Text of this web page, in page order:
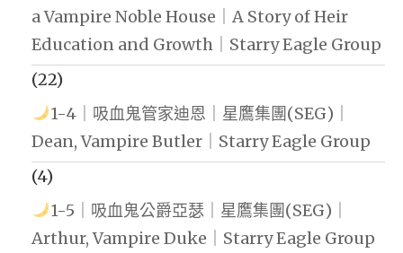
a Vampire Noble House｜A Story of Heir
Education and Growth｜Starry Eagle Group
(22)
1-4｜吸血鬼管家迪恩｜星鷹集團(SEG)｜
Dean, Vampire Butler｜Starry Eagle Group
(4)
1-5｜吸血鬼公爵亞瑟｜星鷹集團(SEG)｜
Arthur, Vampire Duke｜Starry Eagle Group